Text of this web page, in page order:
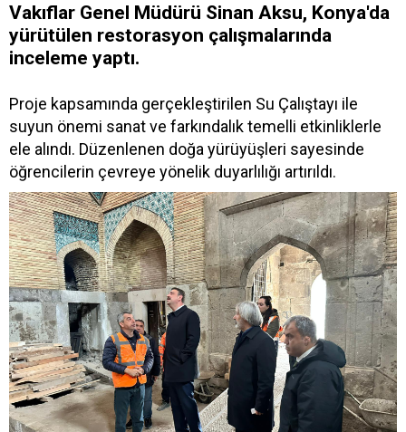
Vakıflar Genel Müdürü Sinan Aksu, Konya'da
yürütülen restorasyon çalışmalarında
inceleme yaptı.
Proje kapsamında gerçekleştirilen Su Çalıştayı ile
suyun önemi sanat ve farkındalık temelli etkinliklerle
ele alındı. Düzenlenen doğa yürüyüşleri sayesinde
öğrencilerin çevreye yönelik duyarlılığı artırıldı.